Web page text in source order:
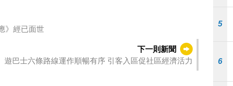
》經已面世
下一則新聞
遊巴士六條路線運作順暢有序 引客入區促社區經濟活力
5
6